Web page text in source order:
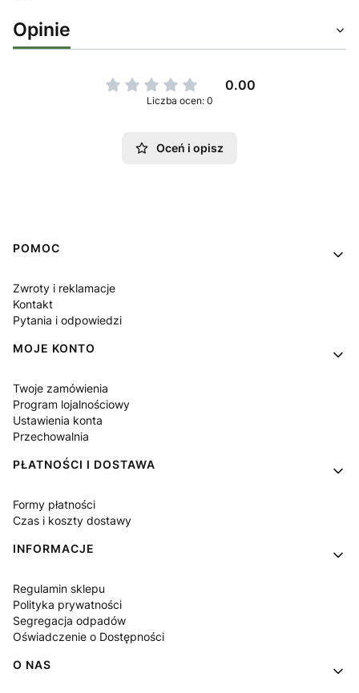
Opinie
0.00
Liczba ocen: 0
Oceń i opisz
Linki w stopce
POMOC
Zwroty i reklamacje
Kontakt
Pytania i odpowiedzi
MOJE KONTO
Twoje zamówienia
Program lojalnościowy
Ustawienia konta
Przechowalnia
PŁATNOŚCI I DOSTAWA
Formy płatności
Czas i koszty dostawy
INFORMACJE
Regulamin sklepu
Polityka prywatności
Segregacja odpadów
Oświadczenie o Dostępności
O NAS